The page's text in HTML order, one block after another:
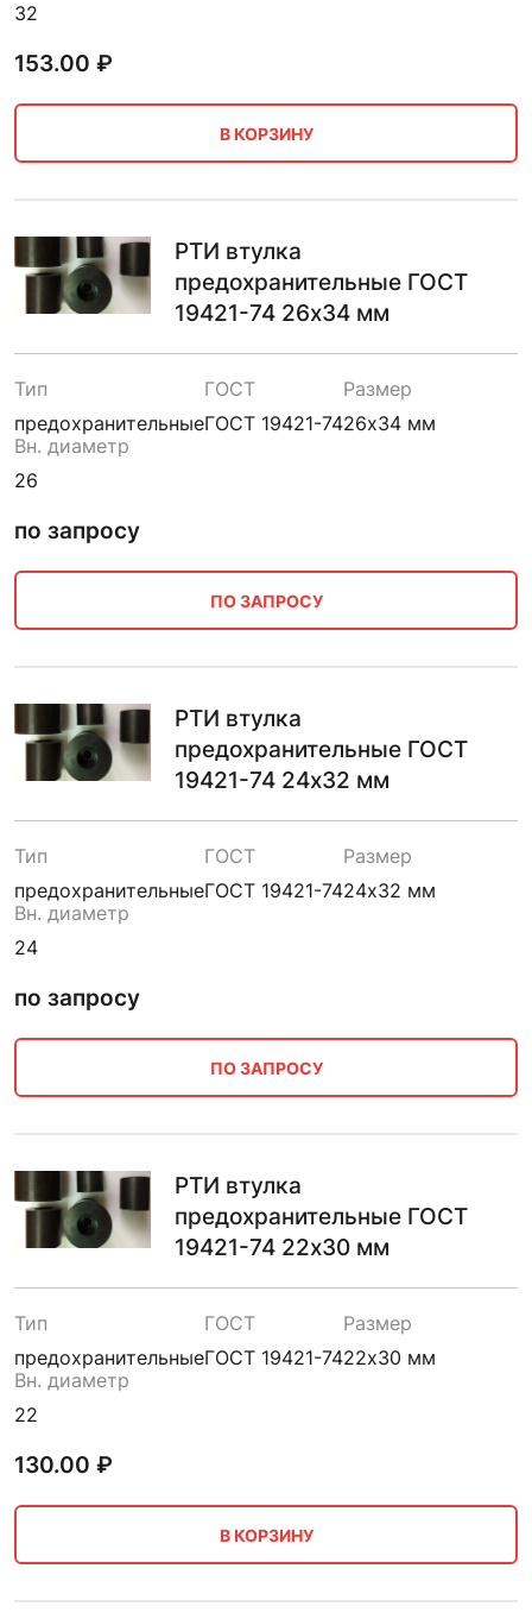
32
153.00 ₽
В КОРЗИНУ
РТИ втулка
предохранительные ГОСТ
19421-74 26х34 мм
Тип
предохранительные
ГОСТ
ГОСТ 19421-74
Размер
26х34 мм
Вн. диаметр
26
по запросу
ПО ЗАПРОСУ
РТИ втулка
предохранительные ГОСТ
19421-74 24х32 мм
Тип
предохранительные
ГОСТ
ГОСТ 19421-74
Размер
24х32 мм
Вн. диаметр
24
по запросу
ПО ЗАПРОСУ
РТИ втулка
предохранительные ГОСТ
19421-74 22х30 мм
Тип
предохранительные
ГОСТ
ГОСТ 19421-74
Размер
22х30 мм
Вн. диаметр
22
130.00 ₽
В КОРЗИНУ